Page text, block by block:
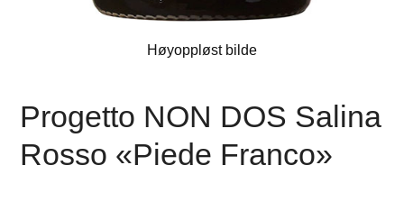
Høyoppløst bilde
Progetto NON DOS Salina
Rosso «Piede Franco»